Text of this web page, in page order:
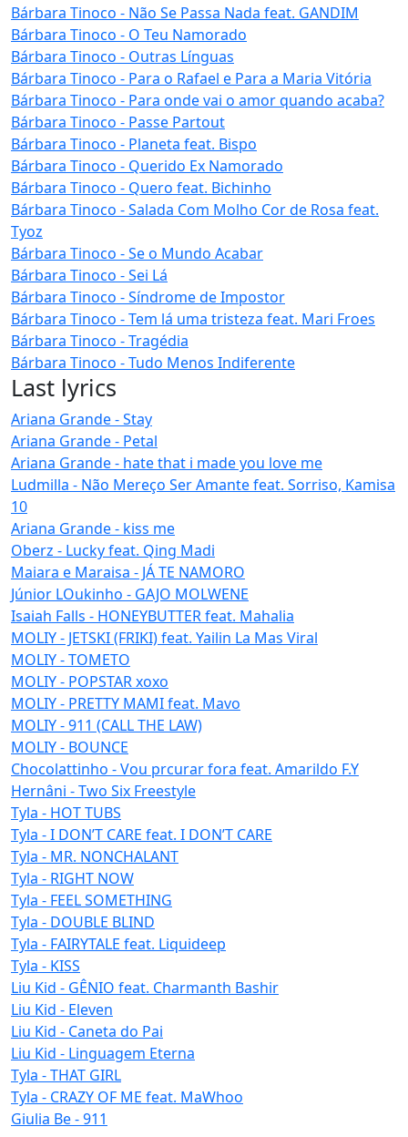
Bárbara Tinoco - Não Se Passa Nada feat. GANDIM
Bárbara Tinoco - O Teu Namorado
Bárbara Tinoco - Outras Línguas
Bárbara Tinoco - Para o Rafael e Para a Maria Vitória
Bárbara Tinoco - Para onde vai o amor quando acaba?
Bárbara Tinoco - Passe Partout
Bárbara Tinoco - Planeta feat. Bispo
Bárbara Tinoco - Querido Ex Namorado
Bárbara Tinoco - Quero feat. Bichinho
Bárbara Tinoco - Salada Com Molho Cor de Rosa feat.
Tyoz
Bárbara Tinoco - Se o Mundo Acabar
Bárbara Tinoco - Sei Lá
Bárbara Tinoco - Síndrome de Impostor
Bárbara Tinoco - Tem lá uma tristeza feat. Mari Froes
Bárbara Tinoco - Tragédia
Bárbara Tinoco - Tudo Menos Indiferente
Last lyrics
Ariana Grande - Stay
Ariana Grande - Petal
Ariana Grande - hate that i made you love me
Ludmilla - Não Mereço Ser Amante feat. Sorriso, Kamisa
10
Ariana Grande - kiss me
Oberz - Lucky feat. Qing Madi
Maiara e Maraisa - JÁ TE NAMORO
Júnior LOukinho - GAJO MOLWENE
Isaiah Falls - HONEYBUTTER feat. Mahalia
MOLIY - JETSKI (FRIKI) feat. Yailin La Mas Viral
MOLIY - TOMETO
MOLIY - POPSTAR xoxo
MOLIY - PRETTY MAMI feat. Mavo
MOLIY - 911 (CALL THE LAW)
MOLIY - BOUNCE
Chocolattinho - Vou prcurar fora feat. Amarildo F.Y
Hernâni - Two Six Freestyle
Tyla - HOT TUBS
Tyla - I DON’T CARE feat. I DON’T CARE
Tyla - MR. NONCHALANT
Tyla - RIGHT NOW
Tyla - FEEL SOMETHING
Tyla - DOUBLE BLIND
Tyla - FAIRYTALE feat. Liquideep
Tyla - KISS
Liu Kid - GÊNIO feat. Charmanth Bashir
Liu Kid - Eleven
Liu Kid - Caneta do Pai
Liu Kid - Linguagem Eterna
Tyla - THAT GIRL
Tyla - CRAZY OF ME feat. MaWhoo
Giulia Be - 911